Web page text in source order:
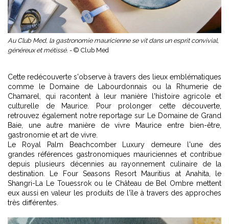
Au Club Med, la gastronomie mauricienne se vit dans un esprit convivial,
généreux et métissé. - © Club Med
Cette redécouverte s'observe à travers des lieux emblématiques
comme le Domaine de Labourdonnais ou la Rhumerie de
Chamarel, qui racontent à leur manière l'histoire agricole et
culturelle de Maurice. Pour prolonger cette découverte,
retrouvez également notre reportage sur
Le Domaine de Grand
Baie , une autre manière de vivre Maurice entre bien-être,
gastronomie et art de vivre.
Le Royal Palm Beachcomber Luxury demeure l'une des
grandes références gastronomiques mauriciennes et contribue
depuis plusieurs décennies au rayonnement culinaire de la
destination. Le Four Seasons Resort Mauritius at Anahita, le
Shangri-La Le Touessrok ou le Château de Bel Ombre mettent
eux aussi en valeur les produits de l'île à travers des approches
très différentes.